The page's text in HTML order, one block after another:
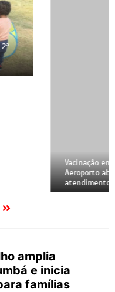
amplia
e inicia
famílias